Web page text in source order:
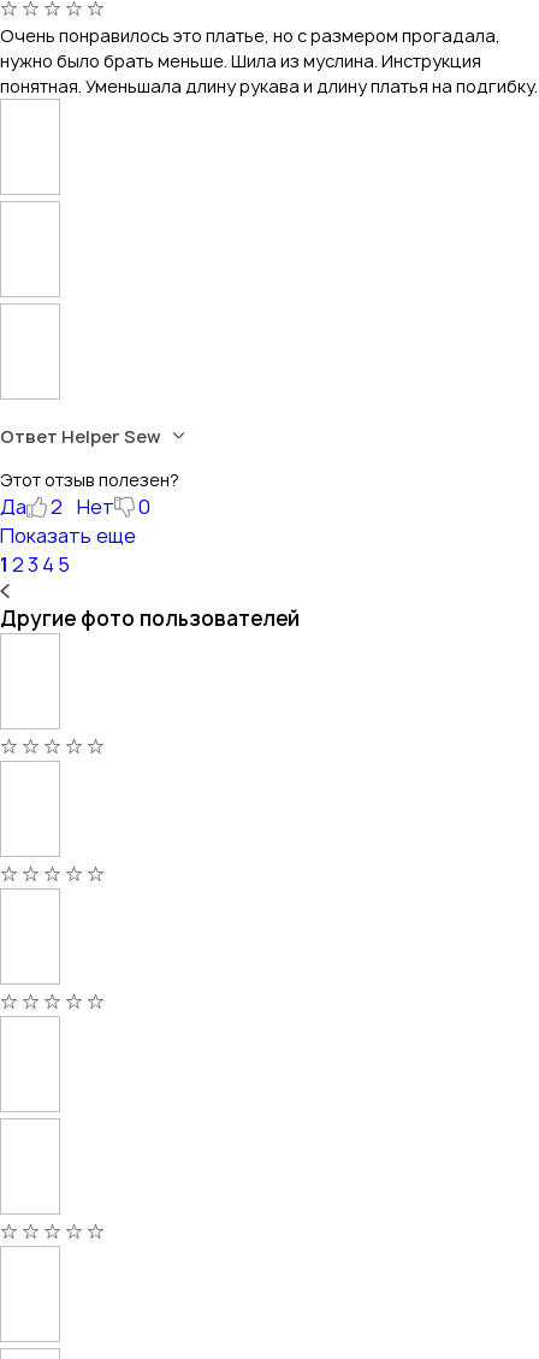
Очень понравилось это платье, но с размером прогадала,
нужно было брать меньше. Шила из муслина. Инструкция
понятная. Уменьшала длину рукава и длину платья на подгибку.
Ответ Helper Sew
Этот отзыв полезен?
Да 2 Нет
0
Показать еще
1 23 4 5
Другие фото пользователей